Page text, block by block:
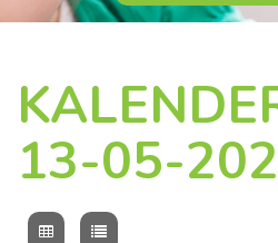
13-05-